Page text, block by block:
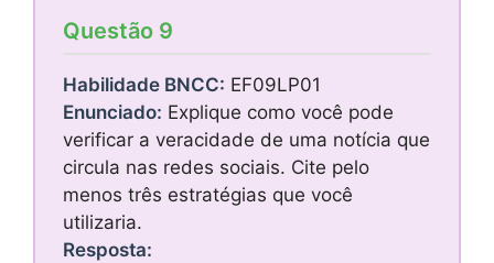
Questão 9
Habilidade BNCC: EF09LP01
Enunciado: Explique como você pode
verificar a veracidade de uma notícia que
circula nas redes sociais. Cite pelo
menos três estratégias que você
utilizaria.
Resposta: